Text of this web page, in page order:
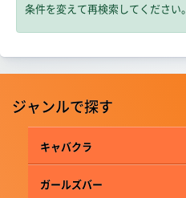
条件を変えて再検索してください。
ジャンルで探す
キャバクラ
ガールズバー